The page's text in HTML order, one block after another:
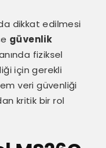
dikkat edilmesi
güvenlik
fiziksel
için gerekli
veri güvenliği
kritik bir rol